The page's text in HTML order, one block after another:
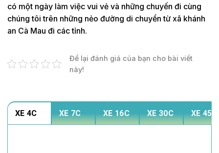
có một ngày làm việc vui vẻ và những chuyến đi cùng
chúng tôi trên những nẻo đường di chuyển từ xã khánh
an Cà Mau đi các tỉnh.
Để lại đánh giá của bạn cho bài viết
này!
XE 4C XE 7C XE 16C XE 30C XE 45C